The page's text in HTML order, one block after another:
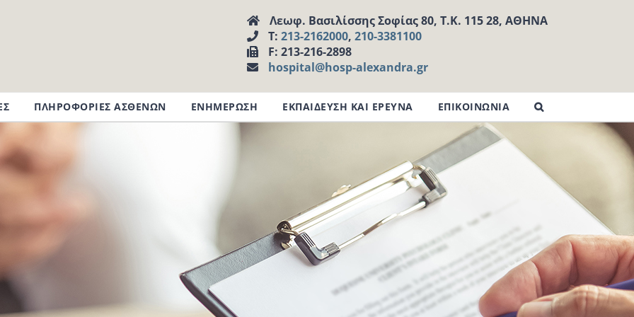
Λεωφ. Βασιλίσσης Σοφίας 80, Τ.Κ. 115 28, ΑΘΗΝΑ
Τ: 213-2162000, 210-3381100
F: 213-216-2898
hospital@hosp-alexandra.gr
ΠΛΗΡΟΦΟΡΙΕΣ ΑΣΘΕΝΩΝ ΕΝΗΜΕΡΩΣΗ ΕΚΠΑΙΔΕΥΣΗ ΚΑΙ ΕΡΕΥΝΑ ΕΠΙΚΟΙΝΩΝΙΑ